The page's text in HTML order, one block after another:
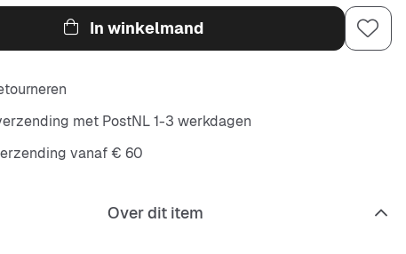
In winkelmand
met PostNL 1-3 werkdagen
vanaf € 60
Over dit item